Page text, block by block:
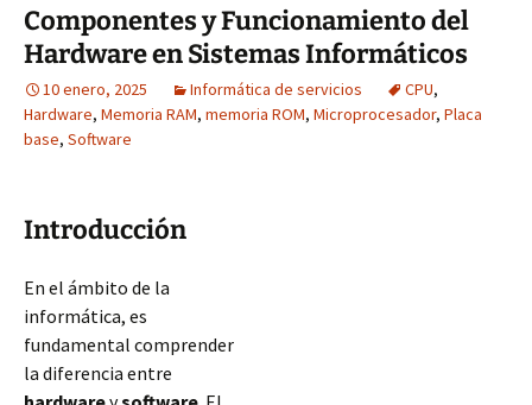
Componentes y Funcionamiento del
Hardware en Sistemas Informáticos
10 enero, 2025 Informática de servicios CPU,
Hardware, Memoria RAM, memoria ROM, Microprocesador, Placa
base, Software
Introducción
En el ámbito de la
informática, es
fundamental comprender
la diferencia entre